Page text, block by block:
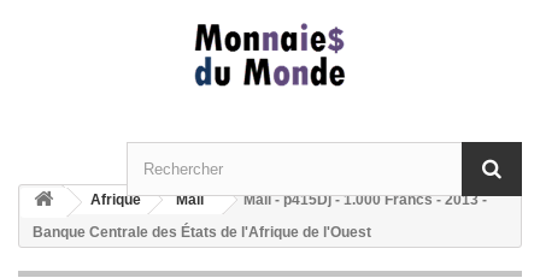
Afrique Mali
Mali - p415Dj - 1.000 Francs - 2013 -
Banque Centrale des États de l'Afrique de l'Ouest